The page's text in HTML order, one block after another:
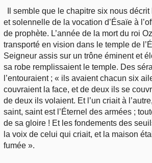
Il semble que le chapitre six nous
et solennelle de la vocation d’Ésaïe à
de prophète. L’année de la mort du roi
transporté en vision dans le temple de
Seigneur assis sur un trône éminent et
sa robe remplissaient le temple. Des
l’entouraient ; « ils avaient chacun six
couvraient la face, et de deux ils se
de deux ils volaient. Et l’un criait à
saint, saint est l’Éternel des armées ;
de sa gloire ! Et les fondements des
la voix de celui qui criait, et la maison
fumée ».